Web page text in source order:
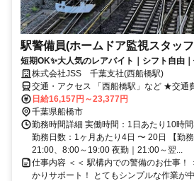
駅警備員(ホームドア監視スタッ
短期OK✨大人気のレアバイト｜シフト自由
株式会社JSS 千葉支社(西船橋駅)
交通・アクセス 「西船橋駅」など ★交通
日給16,157円～23,377円
千葉県船橋市
勤務時間詳細 実働時間：1日あたり10時
勤務日数：1ヶ月あたり4日 〜 20日 【勤
21:00、8:00～19:00 夜勤｜21:00～翌...
仕事内容 ＜＜ 駅構内での警備のお仕事！
かりサポート！ とてもシンプルな作業が